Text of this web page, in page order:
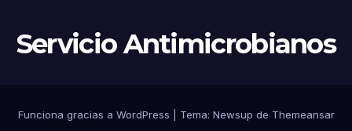
Servicio Antimicrobianos
Funciona gracias a WordPress Tema: Newsup de Themeansar